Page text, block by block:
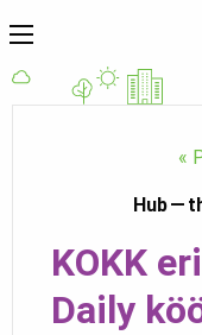
Hub —
«
KOKK
Daily